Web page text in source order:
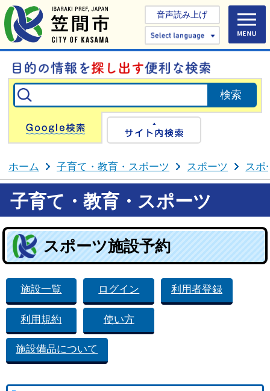
音声読み上げ
Select
Google検索
ホーム 子育て・教育・スポーツ スポーツ スポ
子育て・教育・スポーツ
スポーツ施設予約
施設一覧 ログイン 利用者登録
利用規約 使い方
施設備品について